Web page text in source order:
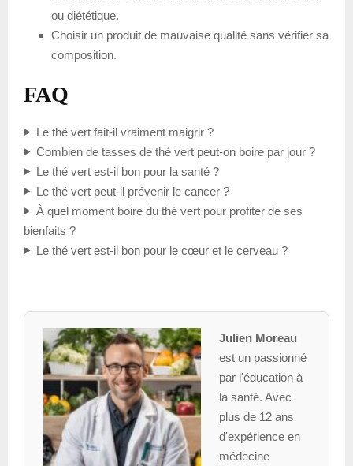
ou diététique.
Choisir un produit de mauvaise qualité sans vérifier sa
composition.
FAQ
Le thé vert fait-il vraiment maigrir ?
Combien de tasses de thé vert peut-on boire par jour ?
Le thé vert est-il bon pour la santé ?
Le thé vert peut-il prévenir le cancer ?
À quel moment boire du thé vert pour profiter de ses
bienfaits ?
Le thé vert est-il bon pour le cœur et le cerveau ?
Julien Moreau
est un passionné
par l'éducation à
la santé. Avec
plus de 12 ans
d'expérience en
médecine